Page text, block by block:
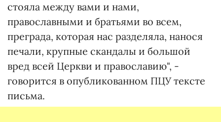
стояла между вами и нами,
православными и братьями во всем,
преграда, которая нас разделяла, нанося
печали, крупные скандалы и большой
вред всей Церкви и православию", -
говорится в опубликованном ПЦУ тексте
письма.